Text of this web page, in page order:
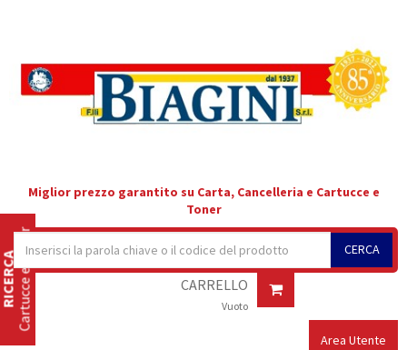
Miglior prezzo garantito su Carta, Cancelleria e Cartucce e
Toner
CERCA
CARRELLO
Vuoto
Area Utente
Cartucce e Toner